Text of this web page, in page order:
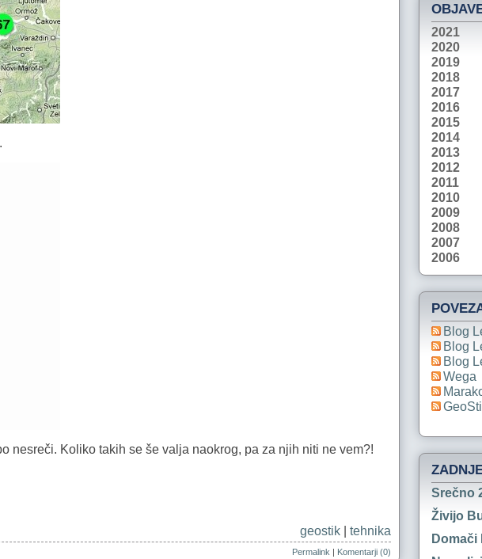
nesreči. Koliko takih se še valja naokrog, pa za njih niti ne vem?!
geostik tehnika
Permalink | Komentarji (0)
2021
2020
2019
2018
2017
2016
2015
2014
2013
2012
2011
2010
2009
2008
2007
2006
Blog
Blog
Blog
Wega
Srečno
Živijo
Domači